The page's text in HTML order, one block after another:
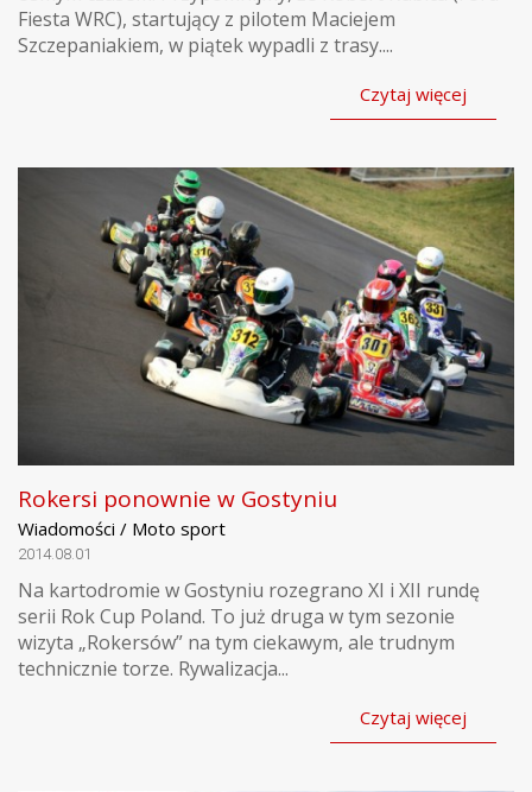
Fiesta WRC), startujący z pilotem Maciejem
Szczepaniakiem, w piątek wypadli z trasy....
Czytaj więcej
Rokersi ponownie w Gostyniu
Wiadomości / Moto sport
2014.08.01
Na kartodromie w Gostyniu rozegrano XI i XII rundę
serii Rok Cup Poland. To już druga w tym sezonie
wizyta „Rokersów” na tym ciekawym, ale trudnym
technicznie torze. Rywalizacja...
Czytaj więcej